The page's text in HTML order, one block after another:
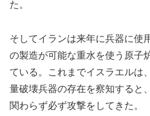
た。
そしてイランは来年に兵器に使
の製造が可能な重水を使う原子
ている。これまでイスラエルは
量破壊兵器の存在を察知すると
関わらず必ず攻撃をしてきた。